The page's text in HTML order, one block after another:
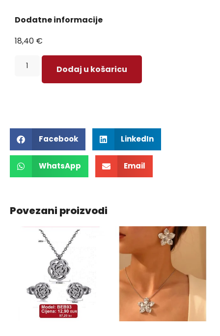
Dodatne informacije
18,40 €
Dodaj u košaricu
Facebook LinkedIn
WhatsApp Email
Povezani proizvodi